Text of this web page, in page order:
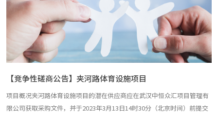
【竞争性磋商公告】夹河路体育设施项目
项目概况夹河路体育设施项目的潜在供应商应在武汉中恒众汇项目管理有
限公司获取采购文件，并于2023年3月13日14时30分（北京时间）前提交